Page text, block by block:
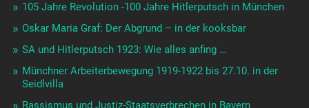
105 Jahre Revolution -100 Jahre Hitlerputsch in München
Oskar Maria Graf: Der Abgrund – in der kooksbar
SA und Hitlerputsch 1923: Wie alles anfing …
Münchner Arbeiterbewegung 1919-1922 bis 27.10. in der
Seidlvilla
Rassismus und Justiz-Staatsverbrechen in Bayern